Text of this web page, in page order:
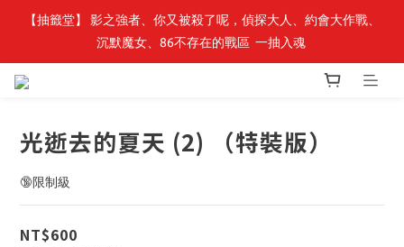
最新開賣🔥「全知讀者視角」 周邊商品
【抽籤堂】 影之強者、你又被殺了呢，偵探大人、約會大作戰、
沉默魔女、86不存在的戰區  一抽入魂
光逝去的夏天 (2) （特裝版）
🔞限制級
NT$600